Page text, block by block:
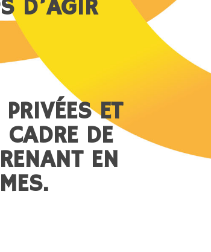
D’AGIR
ET
DE
EN